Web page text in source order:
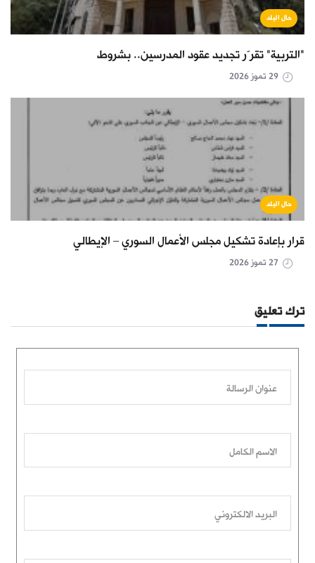
حال البلد
"التربية" تقرّر تجديد عقود المدرسين.. بشروط
حال البلد
قرار بإعادة تشكيل مجلس الأعمال السوري – الإيطالي
ترك تعليق
عنوان الرسالة
الاسم الكامل
البريد الالكتروني